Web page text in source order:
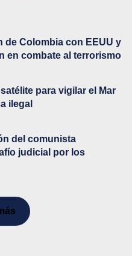
de Colombia con EEUU y
en combate al terrorismo
para vigilar el Mar
ilegal
del comunista
judicial por los